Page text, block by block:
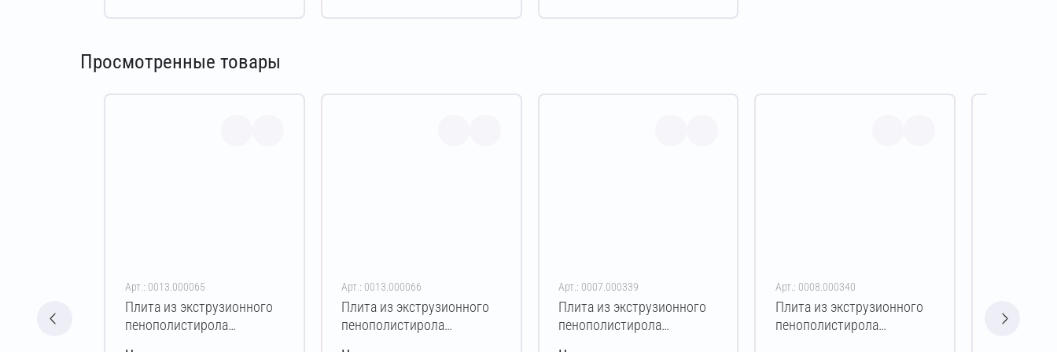
Просмотренные товары
Арт.: 0013.000065
Плита из экструзионного
пенополистирола
Арт.: 0013.000066
Плита из экструзионного
пенополистирола
Арт.: 0007.000339
Плита из экструзионного
пенополистирола
Арт.: 0008.000340
Плита из экструзионного
пенополистирола